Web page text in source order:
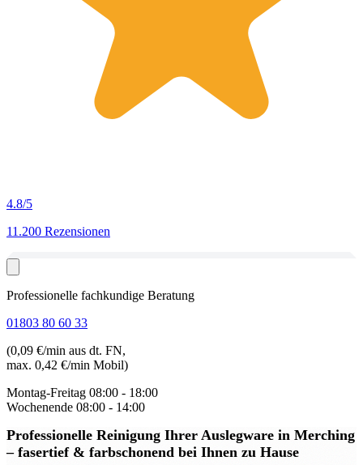
4.8/5
11.200 Rezensionen
Professionelle fachkundige Beratung
01803 80 60 33
(0,09 €/min aus dt. FN,
max. 0,42 €/min Mobil)
Montag-Freitag 08:00 - 18:00
Wochenende 08:00 - 14:00
Professionelle Reinigung Ihrer Auslegware in Merching
– fasertief & farbschonend bei Ihnen zu Hause